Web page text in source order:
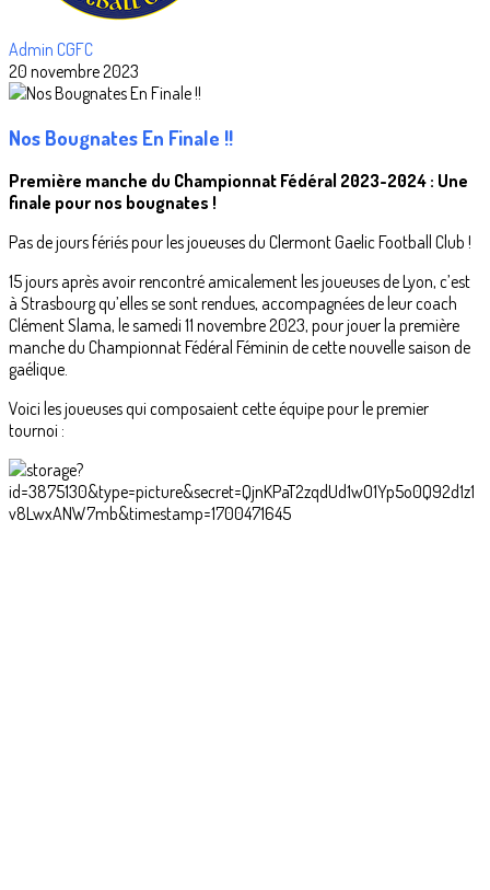
Admin CGFC
20 novembre 2023
Nos Bougnates En Finale !!
Première manche du Championnat Fédéral 2023-2024 : Une
finale pour nos bougnates !
Pas de jours fériés pour les joueuses du Clermont Gaelic Football Club !
15 jours après avoir rencontré amicalement les joueuses de Lyon, c’est
à Strasbourg qu’elles se sont rendues, accompagnées de leur coach
Clément Slama, le samedi 11 novembre 2023, pour jouer la première
manche du Championnat Fédéral Féminin de cette nouvelle saison de
gaélique.
Voici les joueuses qui composaient cette équipe pour le premier
tournoi :